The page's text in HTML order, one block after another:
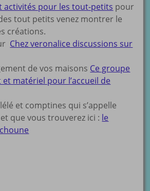
activités pour les tout-petits pour
tout petits venez montrer le
créations.
Chez veronalice discussions sur
de vos maisons Ce groupe
matériel pour l’accueil de
et comptines qui s’appelle
que vous trouverez ici : le